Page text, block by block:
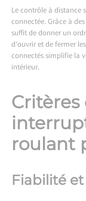
Le contrôle à distance
connectée. Grâce à
suffit de donner un
d’ouvrir et de fermer
connectés simplifie la
intérieur.
Critères
roulant
Fiabilité